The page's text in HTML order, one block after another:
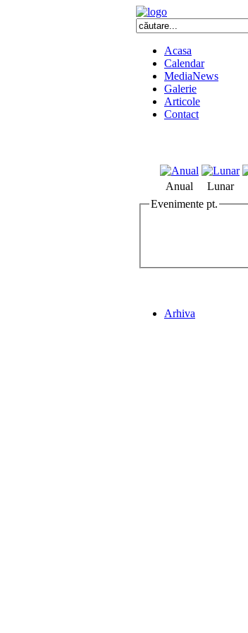
Acasa
Calendar
MediaNews
Galerie
Articole
Contact
Anual Lunar
Evenimente pt.
Arhiva